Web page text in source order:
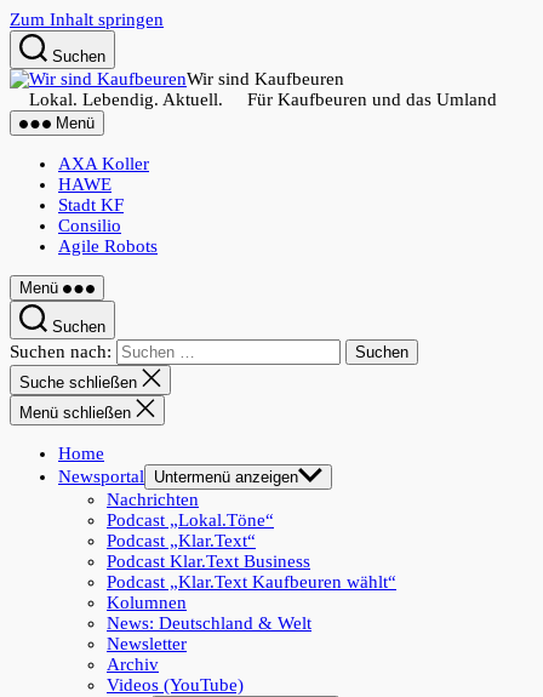
Zum Inhalt springen
Suchen
Wir sind Kaufbeuren
Lokal. Lebendig. Aktuell. Für Kaufbeuren und das Umland
Menü
AXA Koller
HAWE
Stadt KF
Consilio
Agile Robots
Menü
Suchen
Suchen nach:
Suche schließen
Menü schließen
Home
Newsportal
Untermenü anzeigen
Nachrichten
Podcast „Lokal.Töne“
Podcast „Klar.Text“
Podcast Klar.Text Business
Podcast „Klar.Text Kaufbeuren wählt“
Kolumnen
News: Deutschland & Welt
Newsletter
Archiv
Videos (YouTube)